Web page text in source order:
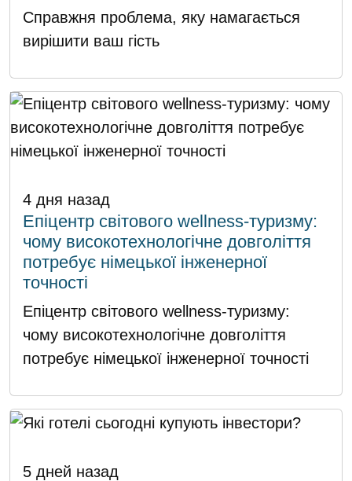
Справжня проблема, яку намагається
вирішити ваш гість
4 дня назад
Епіцентр світового wellness-туризму:
чому високотехнологічне довголіття
потребує німецької інженерної
точності
Епіцентр світового wellness-туризму:
чому високотехнологічне довголіття
потребує німецької інженерної точності
5 дней назад